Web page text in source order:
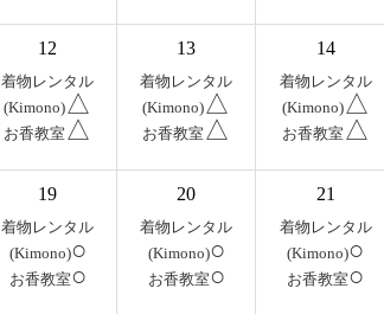
12
着物レンタル
(Kimono) △
お香教室 △
13
着物レンタル
(Kimono) △
お香教室 △
14
着物レンタル
(Kimono)△
お香教室 △
19
着物レンタル
(Kimono)○
お香教室○
20
着物レンタル
(Kimono)○
お香教室○
21
着物レンタル
(Kimono)○
お香教室○